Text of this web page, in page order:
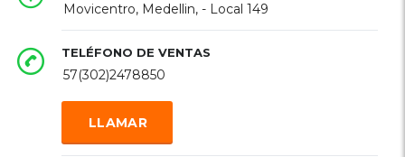
Movicentro, Medellin, - Local 149
TELÉFONO DE VENTAS
57(302)2478850
LLAMAR